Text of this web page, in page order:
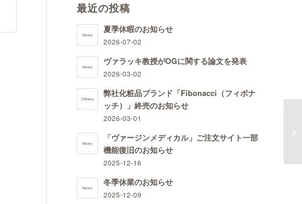
最近の投稿
夏季休暇のお知らせ
2026-07-02
ヴァラッキ教授がOGに関する論文を発表
2026-03-02
弊社化粧品ブランド「Fibonacci（フィボナ
ッチ）」終売のお知らせ
2026-03-01
「ヴァージンメディカル」ご注文サイト一部
機能復旧のお知らせ
2025-12-16
冬季休業のお知らせ
2025-12-09